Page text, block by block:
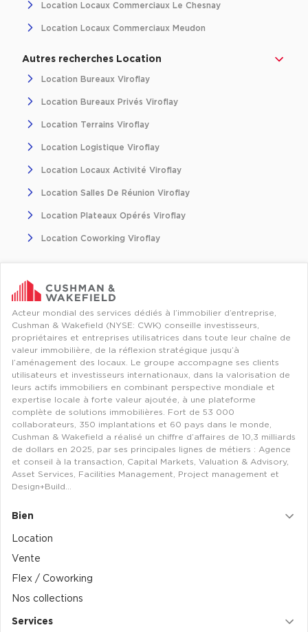
Achat d'Entrepôts / Activités en Ille-et-Vilaine
Collections d'Entrepôts / Activités
Entrepôts et Locaux d'activités indépendants
Entrepôts et Locaux d'activités avec quai de
Location de plateformes Logistique
Location de plateformes Logistique à Aulnay-sous-Bois
Location de plateformes Logistique à Amiens
Location de plateformes Logistique à Marseille
Location de plateformes Logistique à Le Havre
Achat de plateformes Logistique
Achat de plateformes Logistique en Bretagne
Achat de plateformes Logistique à Lyon
Collections de Logistique
Logistique urbaine
Entrepôts Messagerie
Entrepôts logistique classe A
Location Locaux Commerciaux Le Chesnay
Location Locaux Commerciaux Meudon
Autres recherches Location
Location Bureaux Viroflay
Location Bureaux Privés Viroflay
Location Terrains Viroflay
Location Logistique Viroflay
Location Locaux Activité Viroflay
Location Salles De Réunion Viroflay
Location Plateaux Opérés Viroflay
Location Coworking Viroflay
Acteur mondial des services dédiés à l’immobilier d’entreprise,
Cushman & Wakefield (NYSE: CWK) conseille investisseurs,
propriétaires et entreprises utilisatrices dans toute leur chaîne de
valeur immobilière, de la réflexion stratégique jusqu’à
l’aménagement des locaux. Le groupe accompagne ses clients
utilisateurs et investisseurs internationaux, dans la valorisation de
leurs actifs immobiliers en combinant perspective mondiale et
expertise locale à forte valeur ajoutée, à une plateforme
complète de solutions immobilières. Fort de 53 000
collaborateurs, 350 implantations et 60 pays dans le monde,
Cushman & Wakefield a réalisé un chiffre d’affaires de 10,3 milliards
de dollars en 2025, par ses principales lignes de métiers : Agence
et conseil à la transaction, Capital Markets, Valuation & Advisory,
Asset Services, Facilities Management, Project management et
Design+Build…
Bien
Location
Vente
Flex / Coworking
Nos collections
Services